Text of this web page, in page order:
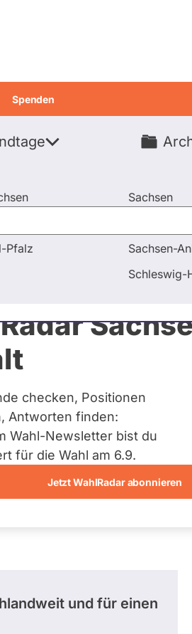
Pfalz
Sachsen
Sachsen-
Schleswig-
Spenden
checken, Positionen
Antworten finden:
Wahl-Newsletter bist du
für die Wahl am 6.9.
Jetzt WahlRadar abonnieren
und für einen